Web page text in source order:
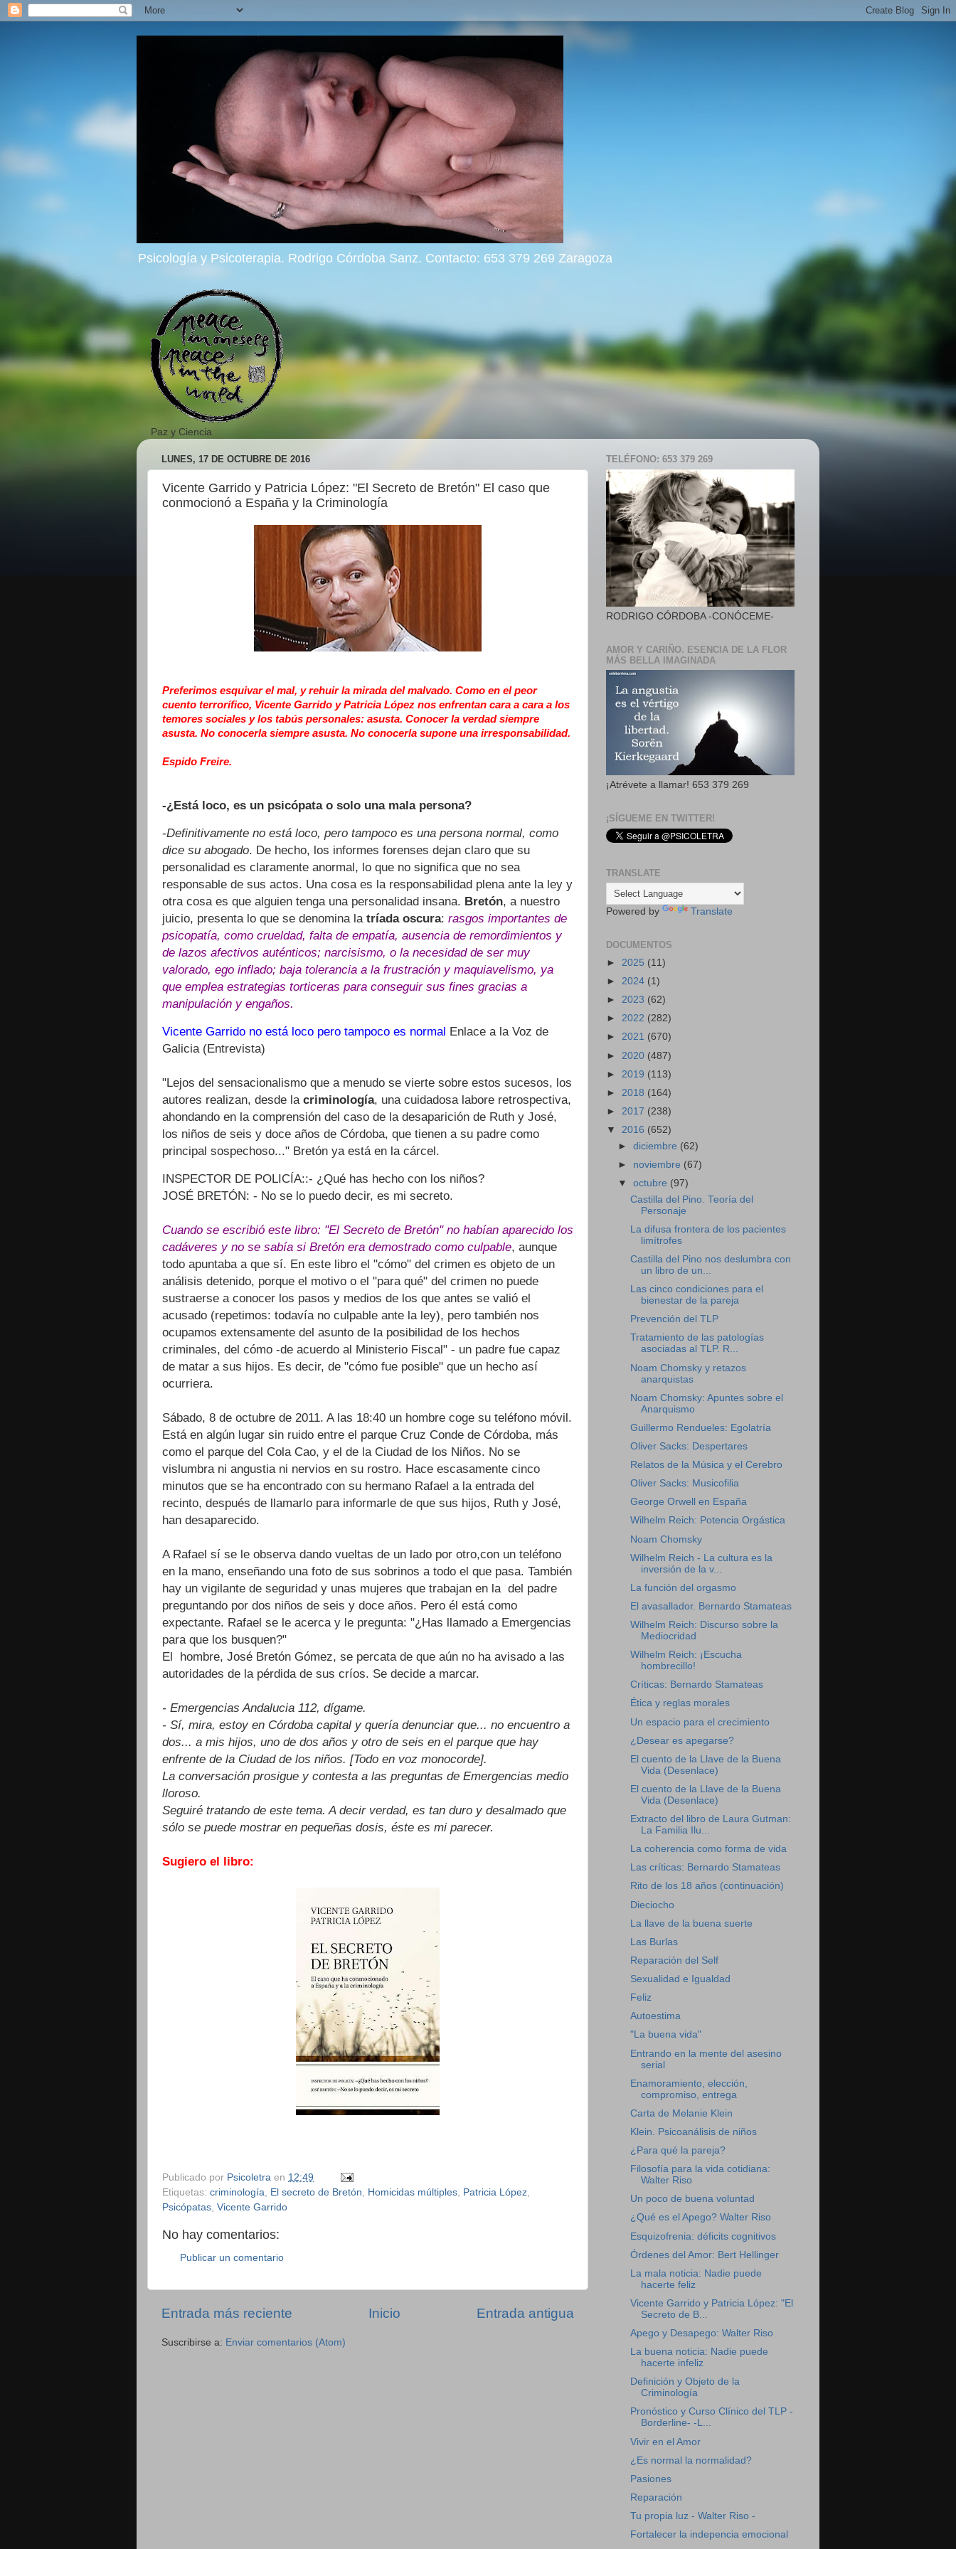
Psicología y Psicoterapia. Rodrigo Córdoba Sanz. Contacto: 653 379 269 Zaragoza
Paz y Ciencia
LUNES, 17 DE OCTUBRE DE 2016
Vicente Garrido y Patricia López: "El Secreto de Bretón" El caso que
conmocionó a España y la Criminología
Preferimos esquivar el mal, y rehuir la mirada del malvado. Como en el peor
cuento terrorífico, Vicente Garrido y Patricia López nos enfrentan cara a cara a los
temores sociales y los tabús personales: asusta. Conocer la verdad siempre
asusta. No conocerla siempre asusta. No conocerla supone una irresponsabilidad.
Espido Freire.
-¿Está loco, es un psicópata o solo una mala persona?
-Definitivamente no está loco, pero tampoco es una persona normal, como
dice su abogado. De hecho, los informes forenses dejan claro que su
personalidad es claramente anormal, lo que no significa que no sea
responsable de sus actos. Una cosa es la responsabilidad plena ante la ley y
otra cosa es que alguien tenga una personalidad insana. Bretón, a nuestro
juicio, presenta lo que se denomina la tríada oscura: rasgos importantes de
psicopatía, como crueldad, falta de empatía, ausencia de remordimientos y
de lazos afectivos auténticos; narcisismo, o la necesidad de ser muy
valorado, ego inflado; baja tolerancia a la frustración y maquiavelismo, ya
que emplea estrategias torticeras para conseguir sus fines gracias a
manipulación y engaños.
Vicente Garrido no está loco pero tampoco es normal Enlace a la Voz de
Galicia (Entrevista)
"Lejos del sensacionalismo que a menudo se vierte sobre estos sucesos, los
autores realizan, desde la criminología, una cuidadosa labore retrospectiva,
ahondando en la comprensión del caso de la desaparición de Ruth y José,
los niños de seis y doce años de Córdoba, que tienen a su padre como
principal sospechoso..." Bretón ya está en la cárcel.
INSPECTOR DE POLICÍA::- ¿Qué has hecho con los niños?
JOSÉ BRETÓN: - No se lo puedo decir, es mi secreto.
Cuando se escribió este libro: "El Secreto de Bretón" no habían aparecido los
cadáveres y no se sabía si Bretón era demostrado como culpable, aunque
todo apuntaba a que sí. En este libro el "cómo" del crimen es objeto de un
análisis detenido, porque el motivo o el "para qué" del crimen no puede
sustraerse a conocer los pasos y medios de los que antes se valió el
acusado (repetimos: todavía no culpable ante la ley), pero también nos
ocupamos extensamente del asunto de la posibilidad de los hechos
criminales, del cómo -de acuerdo al Ministerio Fiscal" - un padre fue capaz
de matar a sus hijos. Es decir, de "cómo fue posible" que un hecho así
ocurriera.
Sábado, 8 de octubre de 2011. A las 18:40 un hombre coge su teléfono móvil.
Está en algún lugar sin ruido entre el parque Cruz Conde de Córdoba, más
como el parque del Cola Cao, y el de la Ciudad de los Niños. No se
vislumbra ni angustia ni nervios en su rostro. Hace escasamente cinco
minutos que se ha encontrado con su hermano Rafael a la entrada del
recinto, después de llamarlo para informarle de que sus hijos, Ruth y José,
han desaparecido.
A Rafael sí se le observa dando vueltas de un lado por otro,con un teléfono
en la mano, enseñando una foto de sus sobrinos a todo el que pasa. También
hay un vigilante de seguridad y unas mujeres que trabajan en la del padre
preguntando por dos niños de seis y doce años. Pero él está como
expectante. Rafael se le acerca y le pregunta: "¿Has llamado a Emergencias
para que los busquen?"
El hombre, José Bretón Gómez, se percata de que aún no ha avisado a las
autoridades de la pérdida de sus críos. Se decide a marcar.
- Emergencias Andalucia 112, dígame.
- Sí, mira, estoy en Córdoba capital y quería denunciar que... no encuentro a
dos... a mis hijos, uno de dos años y otro de seis en el parque que hay
enfrente de la Ciudad de los niños. [Todo en voz monocorde].
La conversación prosigue y contesta a las preguntas de Emergencias medio
lloroso.
Seguiré tratando de este tema. A decir verdad, es tan duro y desalmado que
sólo se puede mostrar en pequeñas dosis, éste es mi parecer.
Sugiero el libro:
Publicado por Psicoletra en 12:49
Etiquetas: criminología El secreto de Bretón Homicidas múltiples Patricia López
Psicópatas Vicente Garrido
No hay comentarios:
Publicar un comentario
Entrada más reciente Entrada antigua
Inicio
Suscribirse a: Enviar comentarios (Atom)
TELÉFONO: 653 379 269
RODRIGO CÓRDOBA -CONÓCEME-
AMOR Y CARIÑO. ESENCIA DE LA FLOR
MÁS BELLA IMAGINADA
¡Atrévete a llamar! 653 379 269
¡SÍGUEME EN TWITTER!
TRANSLATE
Powered by Translate
DOCUMENTOS
► 2025 (11)
► 2024 (1)
► 2023 (62)
► 2022 (282)
► 2021 (670)
► 2020 (487)
► 2019 (113)
► 2018 (164)
► 2017 (238)
▼ 2016 (652)
►diciembre (62)
► noviembre (67)
▼octubre (97)
Castilla del Pino. Teoría del
Personaje
La difusa frontera de los pacientes
limítrofes
Castilla del Pino nos deslumbra con
un libro de un...
Las cinco condiciones para el
bienestar de la pareja
Prevención del TLP
Tratamiento de las patologías
asociadas al TLP. R...
Noam Chomsky y retazos
anarquistas
Noam Chomsky: Apuntes sobre el
Anarquismo
Guillermo Rendueles: Egolatría
Oliver Sacks: Despertares
Relatos de la Música y el Cerebro
Oliver Sacks: Musicofilia
George Orwell en España
Wilhelm Reich: Potencia Orgástica
Noam Chomsky
Wilhelm Reich - La cultura es la
inversión de la v...
La función del orgasmo
El avasallador. Bernardo Stamateas
Wilhelm Reich: Discurso sobre la
Mediocridad
Wilhelm Reich: ¡Escucha
hombrecillo!
Críticas: Bernardo Stamateas
Ética y reglas morales
Un espacio para el crecimiento
¿Desear es apegarse?
El cuento de la Llave de la Buena
Vida (Desenlace)
El cuento de la Llave de la Buena
Vida (Desenlace)
Extracto del libro de Laura Gutman:
La Familia Ilu...
La coherencia como forma de vida
Las críticas: Bernardo Stamateas
Rito de los 18 años (continuación)
Dieciocho
La llave de la buena suerte
Las Burlas
Reparación del Self
Sexualidad e Igualdad
Feliz
Autoestima
"La buena vida"
Entrando en la mente del asesino
serial
Enamoramiento, elección,
compromiso, entrega
Carta de Melanie Klein
Klein. Psicoanálisis de niños
¿Para qué la pareja?
Filosofía para la vida cotidiana:
Walter Riso
Un poco de buena voluntad
¿Qué es el Apego? Walter Riso
Esquizofrenia: déficits cognitivos
Órdenes del Amor: Bert Hellinger
La mala noticia: Nadie puede
hacerte feliz
Vicente Garrido y Patricia López: "El
Secreto de B...
Apego y Desapego: Walter Riso
La buena noticia: Nadie puede
hacerte infeliz
Definición y Objeto de la
Criminología
Pronóstico y Curso Clínico del TLP -
Borderline- -L...
Vivir en el Amor
¿Es normal la normalidad?
Pasiones
Reparación
Tu propia luz - Walter Riso -
Fortalecer la indepencia emocional